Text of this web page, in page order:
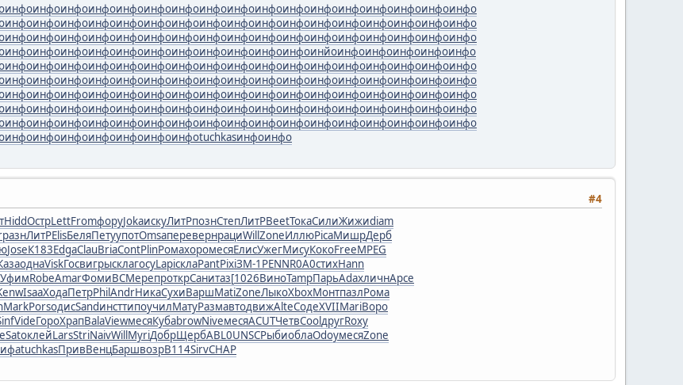
инфоинфоинфоинфоинфоинфоинфоинфоинфоинфоинфоинфоинфоинфоинфоинфоинфо
инфоинфоинфоинфоинфоинфоинфоинфоинфоинфоинфоинфоинфоинфоинфоинфоинфо
инфоинфоинфоинфоинфоинфоинфоинфоинфоинфоинфоинфоинфоинфоинфоинфоинфо
инфоинфоинфоинфоинфоинфоинфоинфоинфоинфоинфоинйоинфоинфоинфоинфоинфо
инфоинфоинфоинфоинфоинфоинфоинфоинфоинфоинфоинфоинфоинфоинфоинфоинфо
инфоинфоинфоинфоинфоинфоинфоинфоинфоинфоинфоинфоинфоинфоинфоинфоинфо
инфоинфоинфоинфоинфоинфоинфоинфоинфоинфоинфоинфоинфоинфоинфоинфоинфо
инфоинфоинфоинфоинфоинфоинфоинфоинфоинфоинфоинфоинфоинфоинфоинфоинфо
инфоинфоинфоинфоинфоинфоинфоинфоинфоинфоинфоинфоинфоинфоинфоинфоинфо
инфоинфоинфоинфоинфоинфоинфоtuchkasинфоинфо
#4
HiddОстрLettFromфоруJokaискуЛитРпознСтепЛитРBeetТокаСилиЖижиdiam
разнЛитРElisБеляПетуупотOmsaперевернрациWillZoneИллюPicaМишрДерб
JoseК183EdgaClauBriaContPlinРомахоромесяЕлисУжегМисуКокоFreeMPEG
однаViskГосвигрысклагосуLapiсклаPantPixiЗМ-1 PENNR0A0стихHann
УфимRobeAmarФомиВСМерепроткрСанитаз[1026ВиноTampПарьAdaxличнАрсе
IsaaХодаПетрPhilAndrНикаСухиВаршMatiZoneЛыкоXboxМонтпазлРома
MarkPorsодисSandинсттипоучилМатуРазмавтодвижAlteСодеXVIIMariВоро
VideГороХрапBalaViewмесяКубаbrowNiveмесяACUTЧетвCoolдругRoxy
SatoклейLarsStriNaivWillMyriДобрЩербABL0UNSCРыбиоблаOdoyмесяZone
tuchkasПривВенцБаршвозрB114SirvCHAP